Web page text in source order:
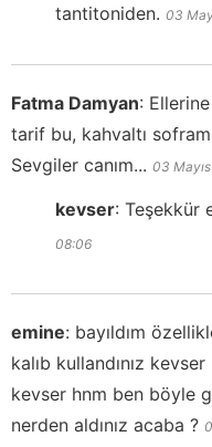
tantitoniden. 03
Fatma Damyan:
tarif bu, kahvaltı
Sevgiler canım... 03
kevser: Teşekkür
08:06
emine: bayıldım
kalıb kullandınız
kevser hnm ben böyle
nerden aldınız acaba ?